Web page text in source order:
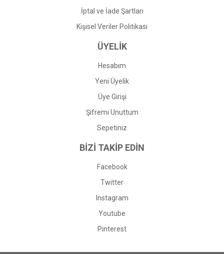
İptal ve İade Şartları
Kişisel Veriler Politikası
ÜYELİK
Hesabım
Yeni Üyelik
Üye Girişi
Şifremi Unuttum
Sepetiniz
BİZİ TAKİP EDİN
Facebook
Twitter
Instagram
Youtube
Pinterest